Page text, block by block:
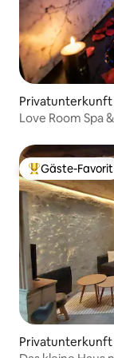
Privatunterkunft
Love Room Spa
Beliebter
Gäste-Favorit
Privatunterkunft